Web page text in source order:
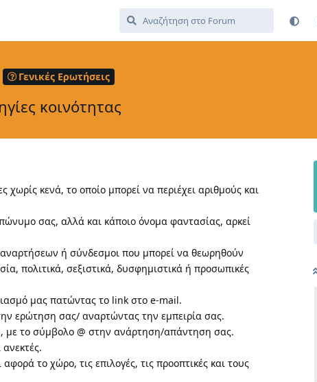
Γενικές Ερωτήσεις
κοινότητας
κενά, το οποίο μπορεί να περιέχει αριθμούς και
σας, αλλά και κάποιο όνομα φαντασίας, αρκεί
ή σύνδεσμοι που μπορεί να θεωρηθούν
πολιτικά, σεξιστικά, δυσφημιστικά ή προσωπικές
μας πατώντας το link στο e-mail.
ερώτηση σας/ αναρτώντας την εμπειρία σας.
με το σύμβολο @ στην ανάρτηση/απάντηση σας.
ανεκτές.
το χώρο, τις επιλογές, τις προοπτικές και τους